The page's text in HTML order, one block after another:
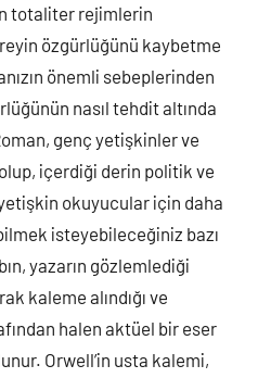
totaliter rejimlerin
özgürlüğünü kaybetme
önemli sebeplerinden
nasıl tehdit altında
genç yetişkinler ve
içerdiği derin politik ve
okuyucular için daha
isteyebileceğiniz bazı
yazarın gözlemlediği
kaleme alındığı ve
halen aktüel bir eser
Orwell’in usta kalemi,